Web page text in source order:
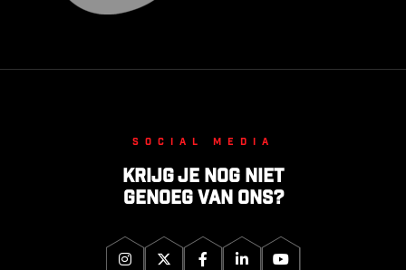
Social media
Krijg je nog niet
genoeg van ons?